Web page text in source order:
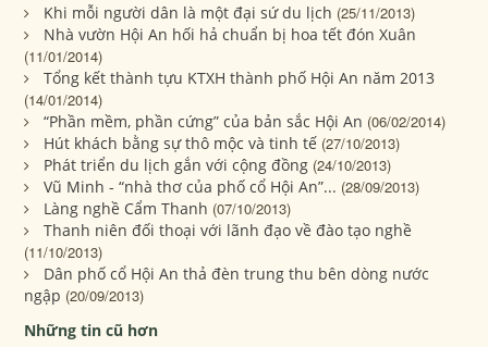
Khi mỗi người dân là một đại sứ du lịch (25/11/2013)
Nhà vườn Hội An hối hả chuẩn bị hoa tết đón Xuân
(11/01/2014)
Tổng kết thành tựu KTXH thành phố Hội An năm 2013
(14/01/2014)
“Phần mềm, phần cứng” của bản sắc Hội An (06/02/2014)
Hút khách bằng sự thô mộc và tinh tế (27/10/2013)
Phát triển du lịch gắn với cộng đồng (24/10/2013)
Vũ Minh - “nhà thơ của phố cổ Hội An”... (28/09/2013)
Làng nghề Cẩm Thanh (07/10/2013)
Thanh niên đối thoại với lãnh đạo về đào tạo nghề
(11/10/2013)
Dân phố cổ Hội An thả đèn trung thu bên dòng nước
ngập (20/09/2013)
Những tin cũ hơn